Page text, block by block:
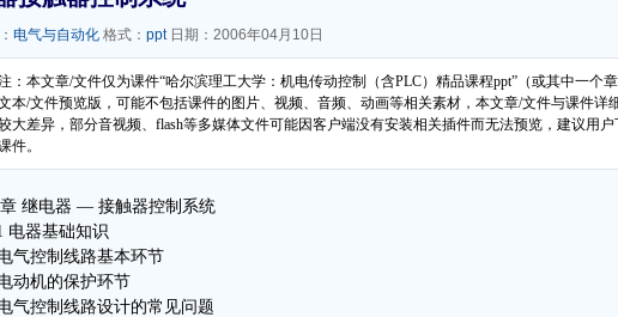
电气与自动化 格式： ppt日期：2006年04月10日
：本文章/文件仅为课件“哈尔滨理工大学：机电传动控制（含PLC）精品课程ppt”（或其中一个
本/文件预览版，可能不包括课件的图片、视频、音频、动画等相关素材，本文章/文件与课件详
大差异，部分音视频、flash等多媒体文件可能因客户端没有安装相关插件而无法预览，建议用
件。
继电器 — 接触器控制系统
电器基础知识
气控制线路基本环节
动机的保护环节
气控制线路设计的常见问题